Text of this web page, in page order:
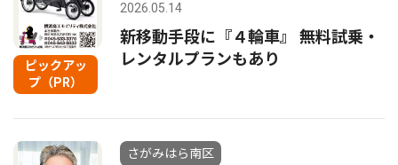
ピックアッ
プ（PR）
2026.05.14
新移動手段に『４輪車』 無料試乗・
レンタルプランもあり
さがみはら南区